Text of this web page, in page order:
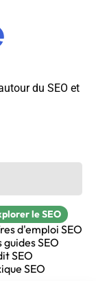
du SEO et
le SEO
d'emploi SEO
guides SEO
SEO
SEO